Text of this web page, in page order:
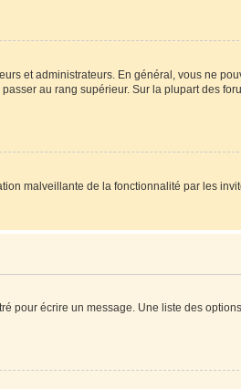
et administrateurs. En général, vous ne
au rang supérieur. Sur la plupart des
malveillante de la fonctionnalité par les
pour écrire un message. Une liste des options